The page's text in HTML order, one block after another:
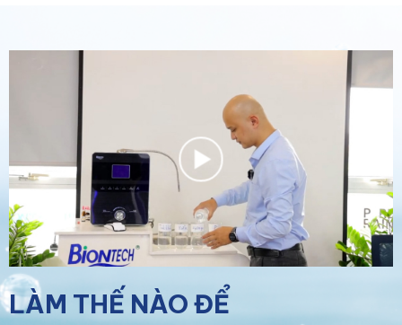
LÀM THẾ NÀO ĐỂ